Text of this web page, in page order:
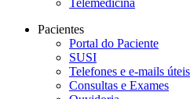
Telemedicina
Pacientes
Portal do Paciente
SUSI
Telefones e e-mails úteis
Consultas e Exames